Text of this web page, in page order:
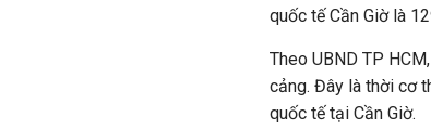
quốc tế Cần Giờ là
Theo UBND TP
cảng. Đây là thời cơ
quốc tế tại Cần Giờ.